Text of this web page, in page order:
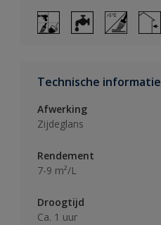
Technische informatie
Afwerking
Zijdeglans
Rendement
7-9 m²/L
Droogtijd
Ca. 1 uur